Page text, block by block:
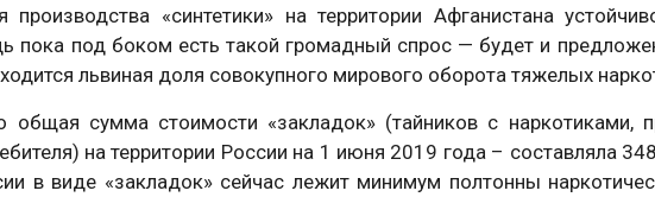
производства «синтетики» на территории Афганистана
пока под боком есть такой громадный спрос — будет и
львиная доля совокупного мирового оборота тяжелых
общая сумма стоимости «закладок» (тайников с наркотиками,
на территории России на 1 июня 2019 года – составляла
в виде «закладок» сейчас лежит минимум полтонны